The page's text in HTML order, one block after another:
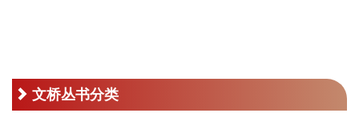
文桥丛书分类